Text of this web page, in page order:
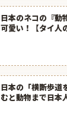
日本のネコの『動
可愛い！【タイ人
日本の「横断歩道
むと動物まで日本